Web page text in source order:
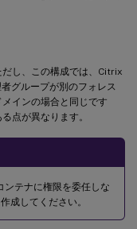
だし、この構成では、Citrix
グループが別のフォレス
インの場合と同じです
点が異なります。
テナに権限を委任しな
成してください。